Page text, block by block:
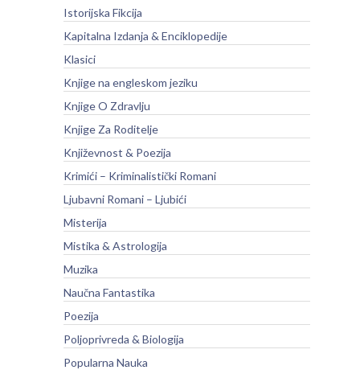
Istorijska Fikcija
Kapitalna Izdanja & Enciklopedije
Klasici
Knjige na engleskom jeziku
Knjige O Zdravlju
Knjige Za Roditelje
Književnost & Poezija
Krimići – Kriminalistički Romani
Ljubavni Romani – Ljubići
Misterija
Mistika & Astrologija
Muzika
Naučna Fantastika
Poezija
Poljoprivreda & Biologija
Popularna Nauka